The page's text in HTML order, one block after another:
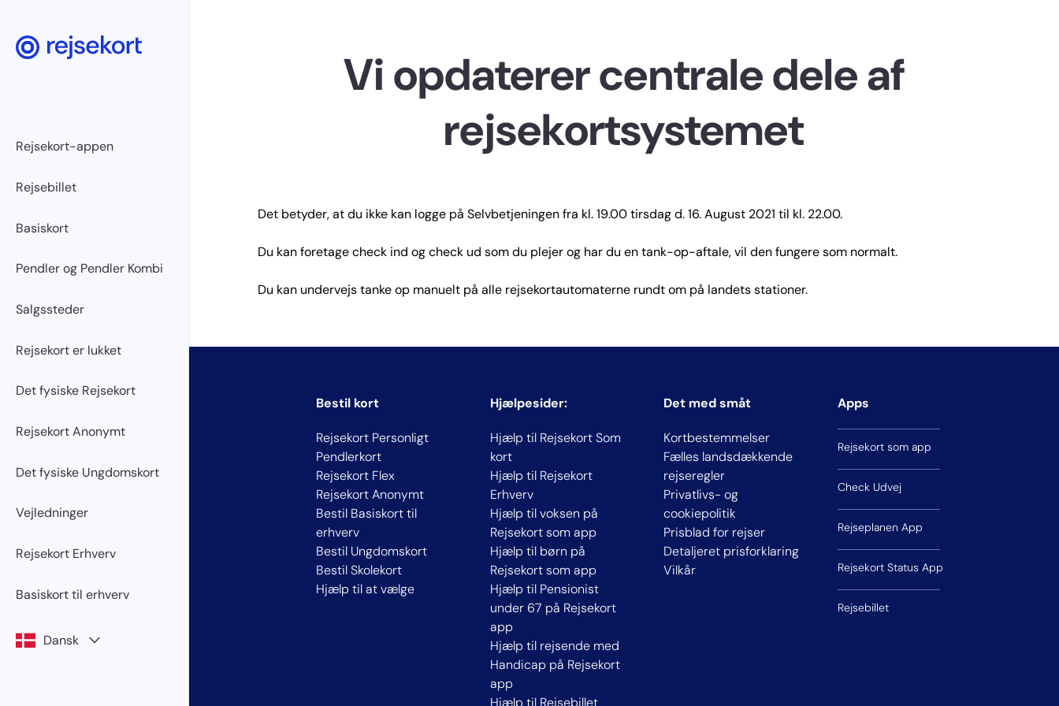
Rejsekort-appen
Rejsebillet
Basiskort
Pendler og Pendler Kombi
Salgssteder
Rejsekort er lukket
Det fysiske Rejsekort
Rejsekort Anonymt
Det fysiske Ungdomskort
Vejledninger
Rejsekort Erhverv
Basiskort til erhverv
Dansk
Vi opdaterer centrale dele af
rejsekortsystemet
Det betyder, at du ikke kan logge på Selvbetjeningen fra kl. 19.00 tirsdag d. 16. August 2021 til kl. 22.00.
Du kan foretage check ind og check ud som du plejer og har du en tank-op-aftale, vil den fungere som normalt.
Du kan undervejs tanke op manuelt på alle rejsekortautomaterne rundt om på landets stationer.
Bestil kort
Rejsekort Personligt
Pendlerkort
Rejsekort Flex
Rejsekort Anonymt
Bestil Basiskort til
erhverv
Bestil Ungdomskort
Bestil Skolekort
Hjælp til at vælge
Hjælpesider:
Hjælp til Rejsekort Som
kort
Hjælp til Rejsekort
Erhverv
Hjælp til voksen på
Rejsekort som app
Hjælp til børn på
Rejsekort som app
Hjælp til Pensionist
under 67 på Rejsekort
app
Hjælp til rejsende med
Handicap på Rejsekort
app
Hjælp til Rejsebillet
Det med småt
Kortbestemmelser
Fælles landsdækkende
rejseregler
Privatlivs- og
cookiepolitik
Prisblad for rejser
Detaljeret prisforklaring
Vilkår
Apps
Rejsekort som app
Check Udvej
Rejseplanen App
Rejsekort Status App
Rejsebillet